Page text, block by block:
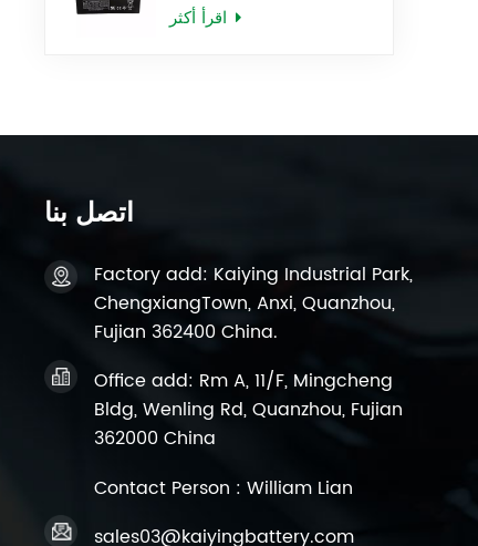
اتصل بنا
Factory add: Kaiying Industrial Park,
ChengxiangTown, Anxi, Quanzhou,
Fujian 362400 China.
Office add: Rm A, 11/F, Mingcheng
Bldg, Wenling Rd, Quanzhou, Fujian
362000 China
Contact Person : William Lian
sales03@kaiyingbattery.com